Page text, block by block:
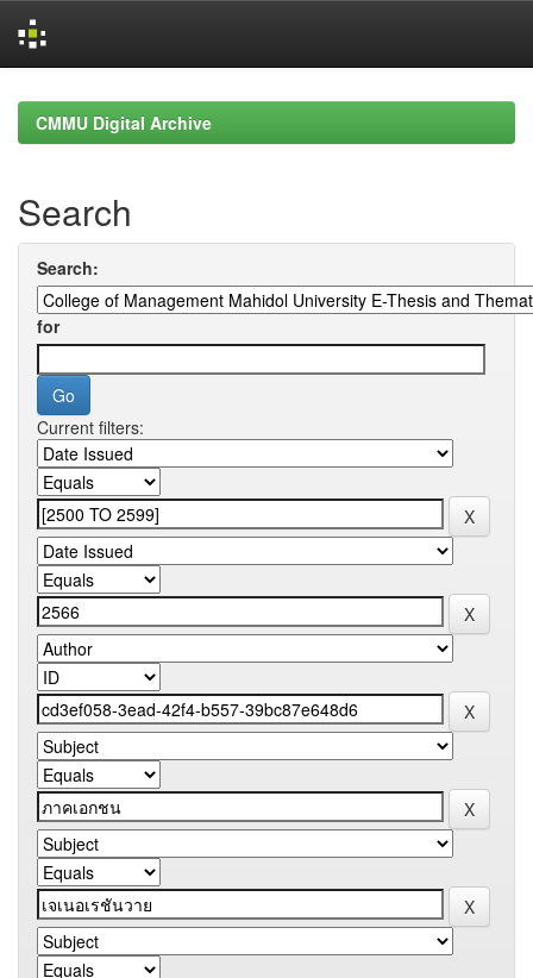
navigationCMMU Digital Archive
Search
Search:
for
Current filters: